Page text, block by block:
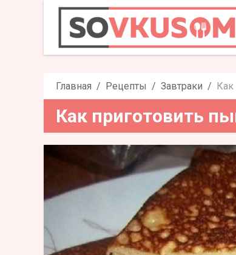
Как
Главная Рецепты Завтраки Как
Как приготовить